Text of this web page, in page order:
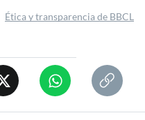
Ética y transparencia de BBCL